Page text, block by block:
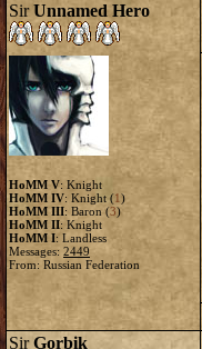
SirUnnamed Hero
HoMM V: Knight
HoMM IV: Knight (1)
HoMM III: Baron (3)
HoMM II: Knight
HoMM I: Landless
Messages: 2449
From: Russian Federation
SirGorbik